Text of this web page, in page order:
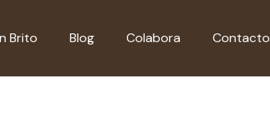
Brito Blog Colabora Contacto